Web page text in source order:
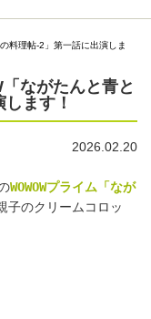
料理帖-2」第一話に出演しま
ながたんと青と
ます！
2026.02.20
WOWOWプライム「なが
子のクリームコロッ